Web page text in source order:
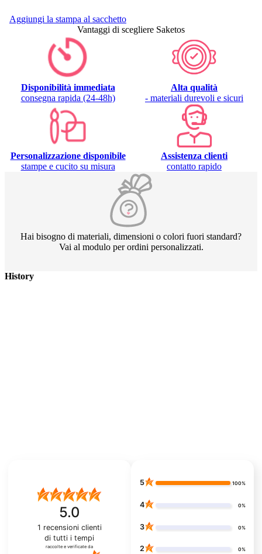
Aggiungi la stampa al sacchetto
Vantaggi di scegliere Saketos
Disponibilità immediata
consegna rapida (24-48h)
Alta qualità
- materiali durevoli e sicuri
Personalizzazione disponibile
stampe e cucito su misura
Assistenza clienti
contatto rapido
Hai bisogno di materiali, dimensioni o colori fuori standard?
Vai al modulo per ordini personalizzati.
History
5.0
1 recensioni clienti
di tutti i tempi
raccolte e verificate da
5 100%
4 0%
3 0%
2 0%